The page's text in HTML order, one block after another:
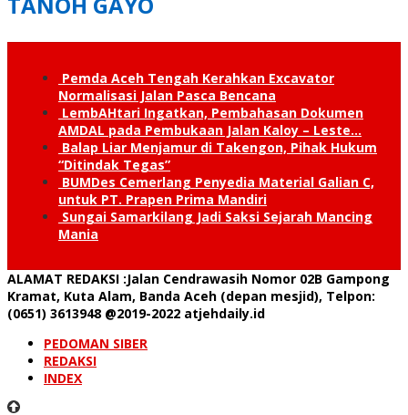
Pemda Aceh Tengah Kerahkan Excavator
Normalisasi Jalan Pasca Bencana
LembAHtari Ingatkan, Pembahasan Dokumen
AMDAL pada Pembukaan Jalan Kaloy – Leste…
Balap Liar Menjamur di Takengon, Pihak Hukum
“Ditindak Tegas”
BUMDes Cemerlang Penyedia Material Galian C,
untuk PT. Prapen Prima Mandiri
Sungai Samarkilang Jadi Saksi Sejarah Mancing
Mania
ALAMAT REDAKSI :Jalan Cendrawasih Nomor 02B Gampong
Kramat, Kuta Alam, Banda Aceh (depan mesjid), Telpon:
(0651) 3613948 @2019-2022 atjehdaily.id
PEDOMAN SIBER
REDAKSI
INDEX